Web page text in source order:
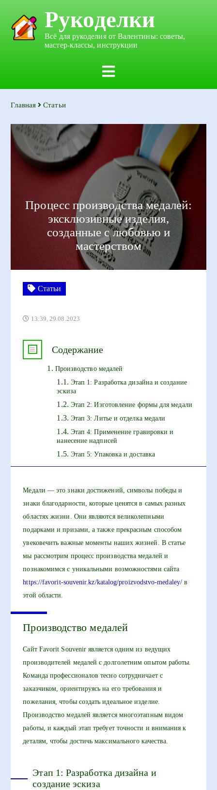
Рукоделки
Всё для рукоделия от Валентины: советы,
мастер-классы, инструкции
Главная Статьи
Процесс производства медалей:
эксклюзивные изделия,
созданные с любовью и
мастерством
Статьи
13:39, 29.08.2023
Содержание
Производство медалей
Этап 1: Разработка дизайна и создание
эскиза
Этап 2: Изготовление формы для медали
Этап 3: Литье и отделка медали
Этап 4: Применение гравировки и
нанесение надписей
Этап 5: Упаковка и доставка
Медали — это знаки достижений, символы победы и
знаки благодарности, которые ценятся в самых разных
областях жизни. Они являются великолепными
подарками и призами, а также прекрасным способом
увековечить важные моменты наших жизней. В статье
мы рассмотрим процесс производства медалей и
познакомимся с уникальными возможностями сайта
https://favorit-souvenir.kz/katalog/proizvodstvo-medaley/в
этой области.
Производство медалей
Сайт Favorit Souvenir является одним из ведущих
производителей медалей с долголетним опытом работы.
Команда профессионалов тесно сотрудничает с
заказчиком, ориентируясь на его требования и
пожелания, чтобы создать идеальное изделие.
Производство медалей является многоэтапным видом
работы, и каждый этап требует точности и внимания к
деталям, чтобы достичь максимального качества.
Этап 1: Разработка дизайна и
создание эскиза